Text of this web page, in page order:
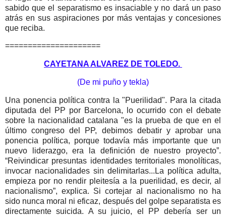
sabido que el separatismo es insaciable y no dará un paso
atrás en sus aspiraciones por más ventajas y concesiones
que reciba.
=====================
CAYETANA ALVAREZ DE TOLEDO.
(De mi puño y tekla)
Una ponencia política contra la "Puerilidad". Para la citada
diputada del PP por Barcelona, lo ocurrido con el debate
sobre la nacionalidad catalana "es la prueba de que en el
último congreso del PP, debimos debatir y aprobar una
ponencia política, porque todavía más importante que un
nuevo liderazgo, era la definición de nuestro proyecto”.
“Reivindicar presuntas identidades territoriales monolíticas,
invocar nacionalidades sin delimitarlas...La política adulta,
empieza por no rendir pleitesía a la puerilidad, es decir, al
nacionalismo”, explica. Si cortejar al nacionalismo no ha
sido nunca moral ni eficaz, después del golpe separatista es
directamente suicida. A su juicio, el PP debería ser un